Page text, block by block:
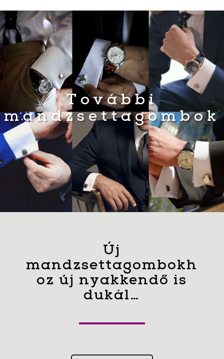
További
mandzsettagombok
Új
mandzsettagombokh
oz új nyakkendő is
dukál…